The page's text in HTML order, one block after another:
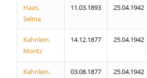
Haas,
Selma
11.03.1893 25.04.1942
Kahnlein,
Moritz
14.12.1877 25.04.1942
Kahnlein,
03.08.1877 25.04.1942